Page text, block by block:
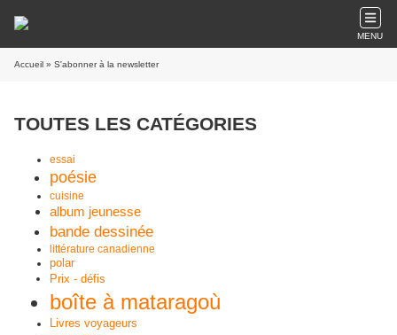
MENU
Accueil » S'abonner à la newsletter
TOUTES LES CATÉGORIES
essai
poésie
cuisine
album jeunesse
bande dessinée
littérature canadienne
polar
Prix - défis
boîte à mataragoù
Livres voyageurs